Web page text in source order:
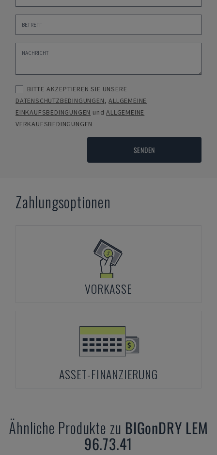
BITTE AKZEPTIEREN SIE UNSERE
DATENSCHUTZBEDINGUNGEN,ALLGEMEINE
EINKAUFSBEDINGUNGEN undALLGEMEINE
VERKAUFSBEDINGUNGEN
SENDEN
Zahlungsoptionen
VORKASSE
ASSET-FINANZIERUNG
Ähnliche Produkte zu BIGonDRY LEM
96.73.41